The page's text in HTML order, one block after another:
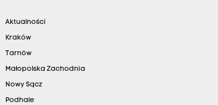
Aktualności
Kraków
Tarnów
Małopolska Zachodnia
Nowy Sącz
Podhale